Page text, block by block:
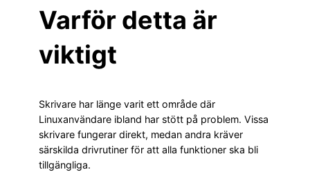
Varför detta är
viktigt
Skrivare har länge varit ett område där
Linuxanvändare ibland har stött på problem. Vissa
skrivare fungerar direkt, medan andra kräver
särskilda drivrutiner för att alla funktioner ska bli
tillgängliga.